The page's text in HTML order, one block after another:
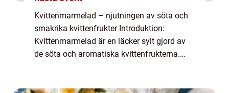
Kvittenmarmelad – njutningen av söta och
smakrika kvittenfrukter Introduktion:
Kvittenmarmelad är en läcker sylt gjord av
de söta och aromatiska kvittenfrukterna.